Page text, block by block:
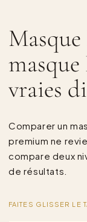
vraies
Comparer un
premium ne
compare deux
de résultats.
FAITES GLISSER LE